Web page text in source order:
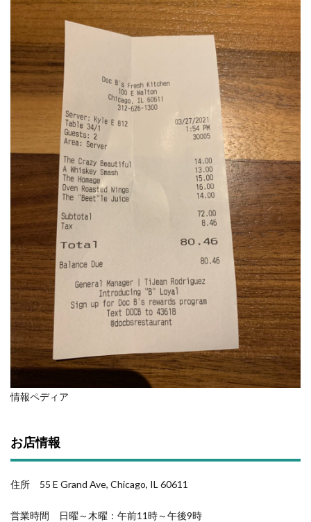
情報ペディア
お店情報
住所 55 E Grand Ave, Chicago, IL 60611
営業時間 日曜～木曜：午前11時～午後9時